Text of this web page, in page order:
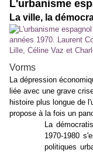
L'urbanisme
La ville, la
Vorms
La dépression
liée avec une grave
histoire plus longue de
propose à la fois un
La
1970-1980
politiques